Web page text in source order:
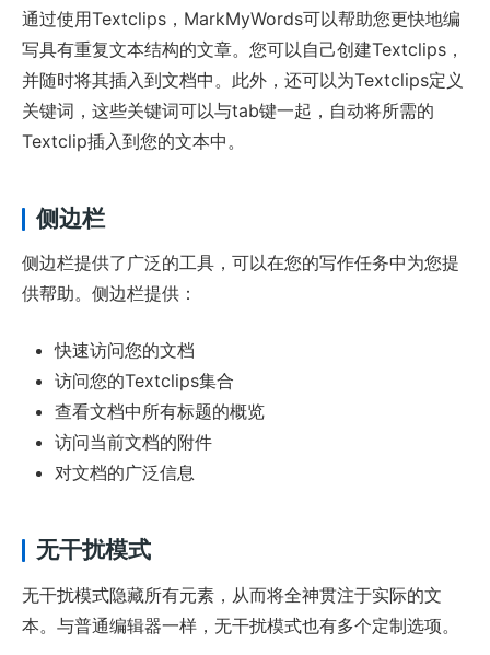
通过使用Textclips，MarkMyWords可以帮助您更快地编
写具有重复文本结构的文章。您可以自己创建Textclips，
并随时将其插入到文档中。此外，还可以为Textclips定义
关键词，这些关键词可以与tab键一起，自动将所需的
Textclip插入到您的文本中。
侧边栏
侧边栏提供了广泛的工具，可以在您的写作任务中为您提
供帮助。侧边栏提供：
快速访问您的文档
访问您的Textclips集合
查看文档中所有标题的概览
访问当前文档的附件
对文档的广泛信息
无干扰模式
无干扰模式隐藏所有元素，从而将全神贯注于实际的文
本。与普通编辑器一样，无干扰模式也有多个定制选项。